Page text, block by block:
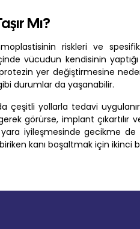
Mı?
riskleri ve
vücudun kendisinin
yer değiştirmesine
durumlar da yaşanabilir.
çeşitli yollarla tedavi
görürse, implant çıkartılır
iyileşmesinde gecikme de
kanı boşaltmak için ikinci